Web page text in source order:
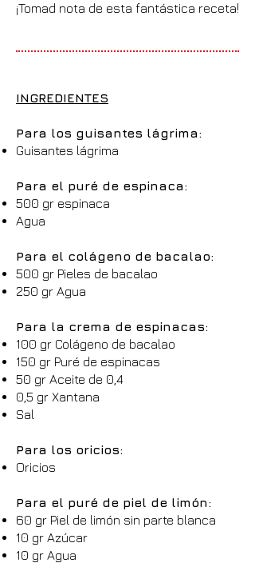
¡Tomad nota de esta fantástica receta!
INGREDIENTES
Para los guisantes lágrima:
Guisantes lágrima
Para el puré de espinaca:
500 gr espinaca
Agua
Para el colágeno de bacalao:
500 gr Pieles de bacalao
250 gr Agua
Para la crema de espinacas:
100 gr Colágeno de bacalao
150 gr Puré de espinacas
50 gr Aceite de 0,4
0,5 gr Xantana
Sal
Para los oricios:
Oricios
Para el puré de piel de limón:
60 gr Piel de limón sin parte blanca
10 gr Azúcar
10 gr Agua